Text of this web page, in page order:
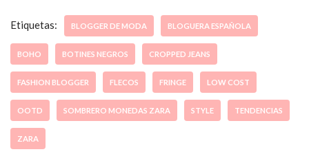
Etiquetas: BLOGGER DE MODA BLOGUERA ESPAÑOLA
BOHO BOTINES NEGROS CROPPED JEANS
FASHION BLOGGER FLECOS FRINGE LOW COST
OOTD SOMBRERO MONEDAS ZARA STYLE TENDENCIAS
ZARA